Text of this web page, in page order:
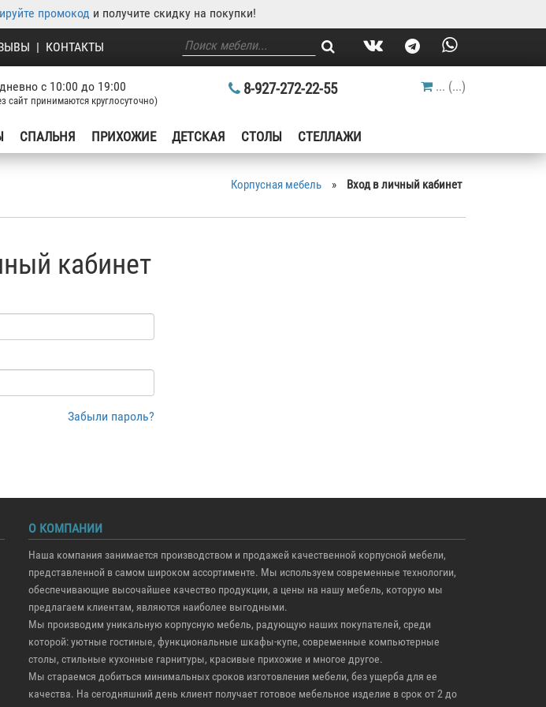
промокод и получите скидку на покупки!
| КОНТАКТЫ
с 10:00 до 19:00
сайт принимаются круглосуточно)
8-927-272-22-55 ... (...)
СПАЛЬНЯ ПРИХОЖИЕ ДЕТСКАЯ СТОЛЫ СТЕЛЛАЖИ
Корпусная мебель » Вход в личный кабинет
кабинет
Забыли пароль?
О КОМПАНИИ
Наша компания занимается производством и продажей качественной корпусной мебели,
представленной в самом широком ассортименте. Мы используем современные технологии,
обеспечивающие высочайшее качество продукции, а цены на нашу мебель, которую мы
предлагаем клиентам, являются наиболее выгодными.
Мы производим уникальную корпусную мебель, радующую наших покупателей, среди
которой: уютные гостиные, функциональные шкафы-купе, современные компьютерные
столы, стильные кухонные гарнитуры, красивые прихожие и многое другое.
Мы стараемся добиться минимальных сроков изготовления мебели, без ущерба для ее
качества. На сегодняшний день клиент получает готовое мебельное изделие в срок от 2 до